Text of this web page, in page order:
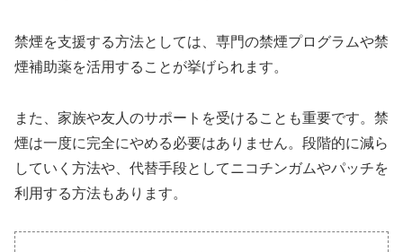
禁煙を支援する方法としては、専門の禁煙プログラムや禁
煙補助薬を活用することが挙げられます。
また、家族や友人のサポートを受けることも重要です。禁
煙は一度に完全にやめる必要はありません。段階的に減ら
していく方法や、代替手段としてニコチンガムやパッチを
利用する方法もあります。